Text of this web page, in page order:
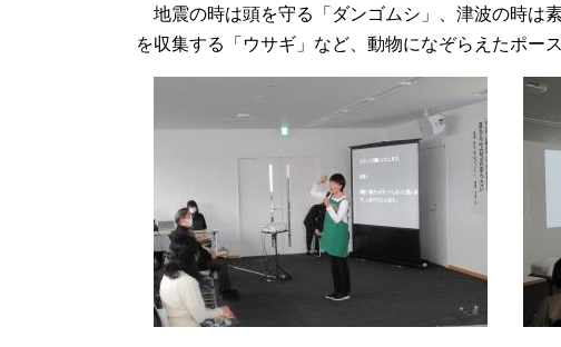
地震の時は頭を守る「ダンゴムシ」、津波の時は
を収集する「ウサギ」など、動物になぞらえたポー